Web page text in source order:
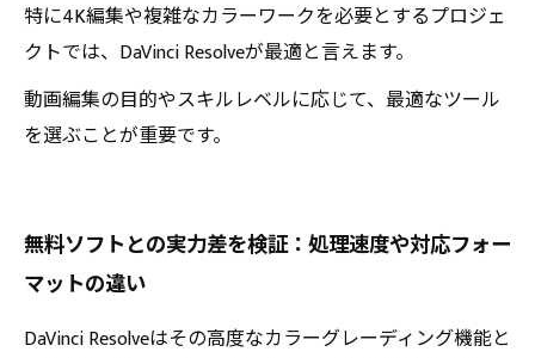
特に4K編集や複雑なカラーワークを必要とするプロジェ
クトでは、DaVinci Resolveが最適と言えます。
動画編集の目的やスキルレベルに応じて、最適なツール
を選ぶことが重要です。
無料ソフトとの実力差を検証：処理速度や対応フォー
マットの違い
DaVinci Resolveはその高度なカラーグレーディング機能と